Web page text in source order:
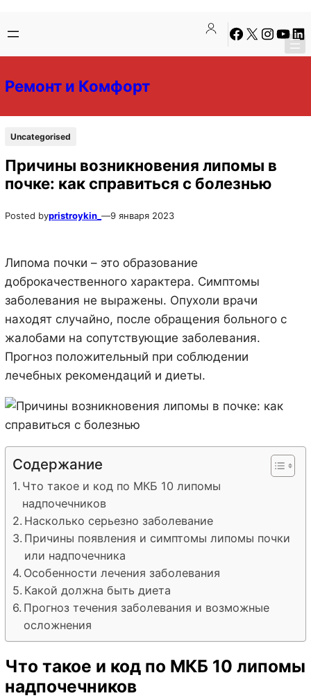
содержимому
содержимому
Facebook
X Instagram
Ремонт и Комфорт
Uncategorised
Причины возникновения липомы в
почке: как справиться с болезнью
Posted bypristroykin_ —9 января 2023
Липома почки – это образование
доброкачественного характера. Симптомы
заболевания не выражены. Опухоли врачи
находят случайно, после обращения больного с
жалобами на сопутствующие заболевания.
Прогноз положительный при соблюдении
лечебных рекомендаций и диеты.
Содержание
Что такое и код по МКБ 10 липомы
надпочечников
Насколько серьезно заболевание
Причины появления и симптомы липомы почки
или надпочечника
Особенности лечения заболевания
Какой должна быть диета
Прогноз течения заболевания и возможные
осложнения
Что такое и код по МКБ 10 липомы
надпочечников